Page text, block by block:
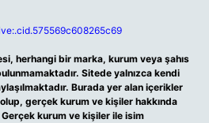
herhangi bir marka, kurum veya şahıs
Sitede yalnızca kendi
Burada yer alan içerikler
gerçek kurum ve kişiler hakkında
Gerçek kurum ve kişiler ile isim